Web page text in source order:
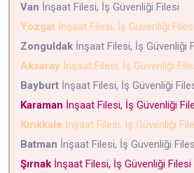
Van İnşaat Filesi, İş Güvenliği Filesi
Yozgat İnşaat Filesi, İş Güvenliği Filesi
Zonguldak İnşaat Filesi, İş Güvenliği
Aksaray İnşaat Filesi, İş Güvenliği
Bayburt İnşaat Filesi, İş Güvenliği
Karaman İnşaat Filesi, İş Güvenliği
Kırıkkale İnşaat Filesi, İş Güvenliği
Batman İnşaat Filesi, İş Güvenliği
Şırnak İnşaat Filesi, İş Güvenliği Filesi